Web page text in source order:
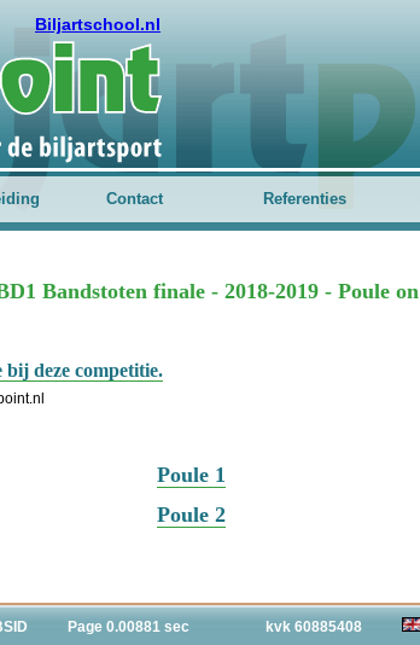
Biljartschool.nl
Contact Referenties
Bandstoten finale - 2018-2019 - Poule on
deze competitie.
Poule 1
Poule 2
Page 0.00881 sec kvk 60885408